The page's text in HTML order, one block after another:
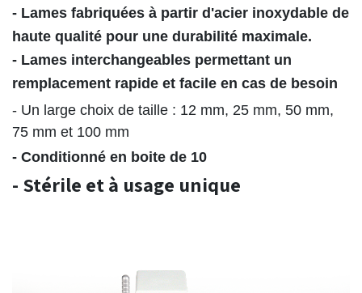
- Lames fabriquées à partir d'acier inoxydable de
haute qualité pour une durabilité maximale.
- Lames interchangeables permettant un
remplacement rapide et facile en cas de besoin
- Un large choix de taille : 12 mm, 25 mm, 50 mm,
75 mm et 100 mm
- Conditionné en boite de 10
- Stérile et à usage unique